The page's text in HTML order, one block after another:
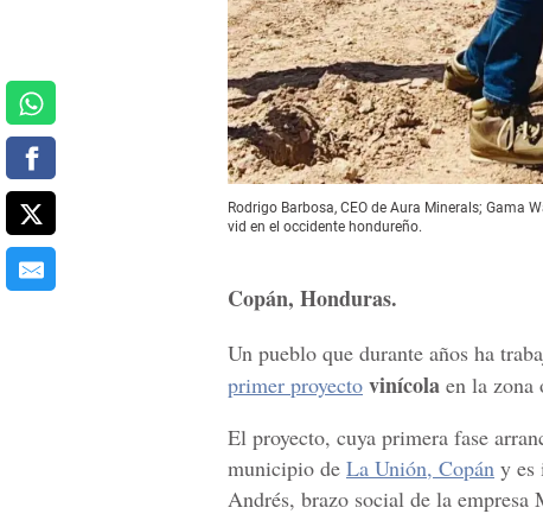
Rodrigo Barbosa, CEO de Aura Minerals; Gama
vid en el occidente hondureño.
Copán, Honduras.
Un pueblo que durante años ha
primer proyecto vinícola en la zona
El proyecto, cuya primera fase
municipio de La Unión, Copán y es
Andrés, brazo social de la